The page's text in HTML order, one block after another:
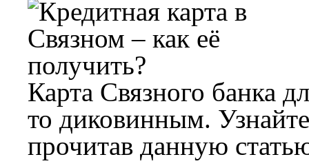
Карта Связного банка
то диковинным.
прочитав данную